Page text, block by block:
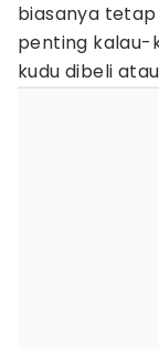
biasanya
penting kalau-
kudu dibeli